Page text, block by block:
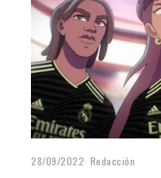
28/09/2022 Redacción